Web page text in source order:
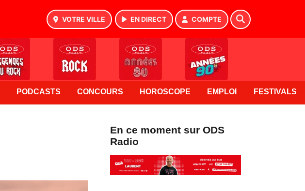
VOTRE VILLE EN DIRECT COMPTE
PODCASTS CONCOURS HOROSCOPE EMPLOI FESTIVALS
En ce moment sur ODS
Radio